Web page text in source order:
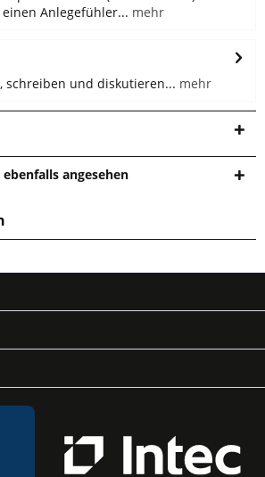
Anlegefühler... mehr
schreiben und diskutieren... mehr
angesehen